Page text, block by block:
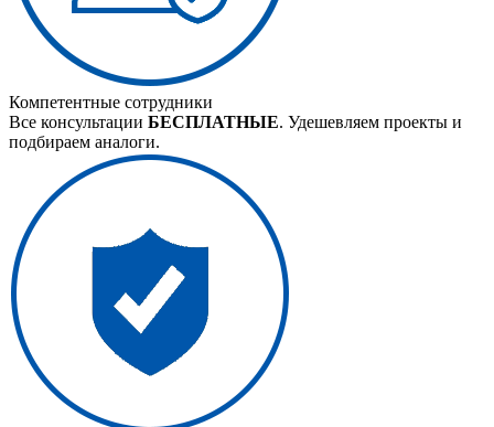
Компетентные сотрудники
Все консультации БЕСПЛАТНЫЕ. Удешевляем проекты и
подбираем аналоги.